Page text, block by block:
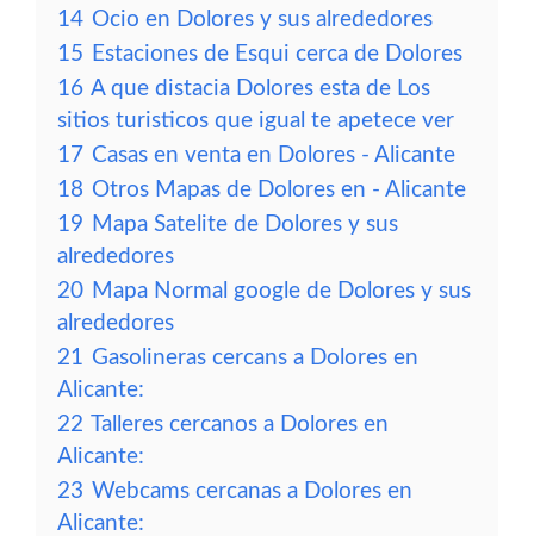
14 Ocio en Dolores y sus alrededores
15 Estaciones de Esqui cerca de Dolores
16 A que distacia Dolores esta de Los
sitios turisticos que igual te apetece ver
17 Casas en venta en Dolores - Alicante
18 Otros Mapas de Dolores en - Alicante
19 Mapa Satelite de Dolores y sus
alrededores
20 Mapa Normal google de Dolores y sus
alrededores
21 Gasolineras cercans a Dolores en
Alicante:
22 Talleres cercanos a Dolores en
Alicante:
23 Webcams cercanas a Dolores en
Alicante: